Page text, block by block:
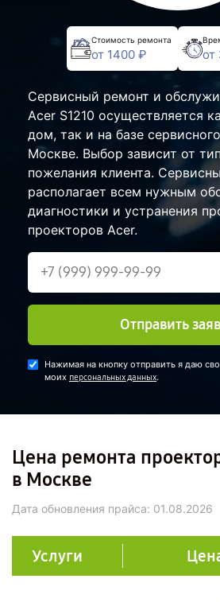
Стоимость ремонта
от 1400 ₽ от
Сервисный ремонт и
Acer S1210 осуществляется
дом, так и на базе
Москве. Выбор зависит от
пожелания клиента.
располагает всем нужным
диагностики и устранения
проекторов Acer.
Отправить
Нажимая на кнопку отправить я даю
моих персональных данных.
Цена ремонта
в Москве
Дата обновления прайса: 01.08.2026
Услуги